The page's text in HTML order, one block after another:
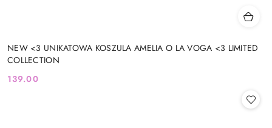
NEW <3 UNIKATOWA KOSZULA AMELIA O LA VOGA <3 LIMITED
COLLECTION
Cena:
139.00